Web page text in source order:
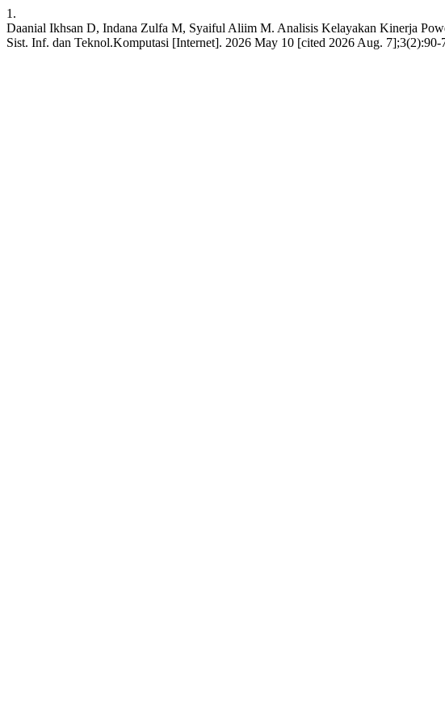
1.
Daanial Ikhsan D, Indana Zulfa M, Syaiful Aliim M. Analisis Kelayakan Kinerja
Sist. Inf. dan Teknol.Komputasi [Internet]. 2026 May 10 [cited 2026 Aug.